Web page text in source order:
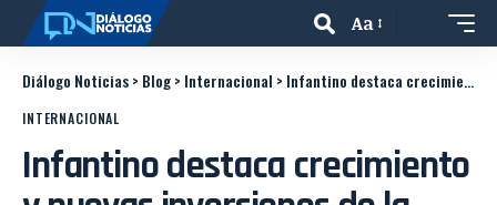
Aa
Diálogo Noticias> Blog> Internacional > Infantino destaca crecimiento y nuevas inversiones de la FIFA en 2026
INTERNACIONAL
Infantino destaca crecimiento